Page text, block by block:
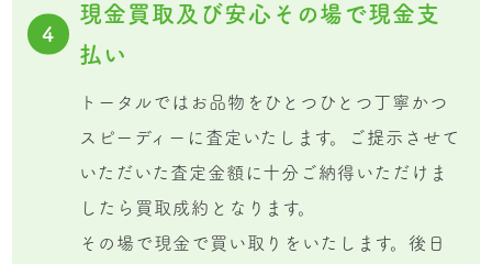
4
現金買取及び安心その場で現金支
払い
トータルではお品物をひとつひとつ丁寧かつ
スピーディーに査定いたします。ご提示させて
いただいた査定金額に十分ご納得いただけま
したら買取成約となります。
その場で現金で買い取りをいたします。後日